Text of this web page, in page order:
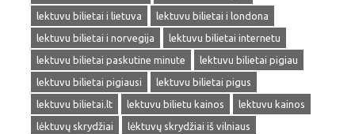
lektuvu bilietai i lietuva
lektuvu bilietai i londona
lektuvu bilietai i norvegija
lektuvu bilietai internetu
lektuvu bilietai paskutine minute
lektuvu bilietai pigiau
lektuvu bilietai pigiausi
lektuvu bilietai pigus
lektuvu bilietai.lt
lektuvu bilietu kainos
lektuvu kainos
lėktuvų skrydžiai
lėktuvų skrydžiai iš vilniaus